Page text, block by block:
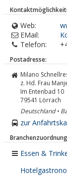
Web:
EMail:
Telefon:
Postadresse:
Milano
z. Hd. Frau
Im Entenbad 10
79541 Lörrach
Deutschland •
zur
Essen &